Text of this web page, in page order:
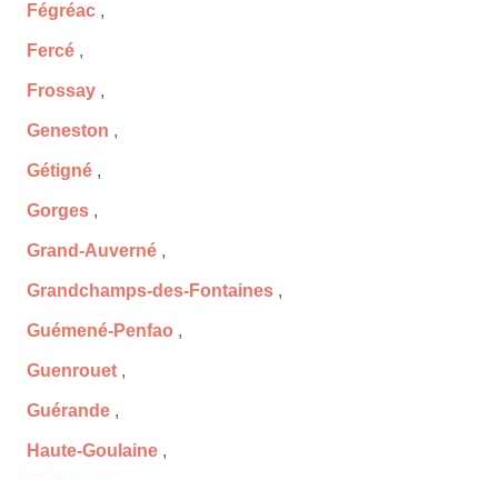
Fégréac ,
Fercé ,
Frossay ,
Geneston ,
Gétigné ,
Gorges ,
Grand-Auverné ,
Grandchamps-des-Fontaines ,
Guémené-Penfao ,
Guenrouet ,
Guérande ,
Haute-Goulaine ,